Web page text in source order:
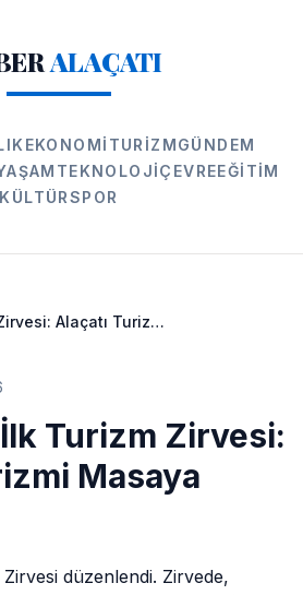
ALAÇATI
EKONOMI TURIZMGÜNDEM
TEKNOLOJIÇEVREEĞITIM
KÜLTÜRSPOR
Çeşme'de İlk Turizm Zirvesi: Alaçatı Turizmi Masaya Yatırıldı
Turizm Zirvesi:
Masaya
Zirvesi düzenlendi. Zirvede,